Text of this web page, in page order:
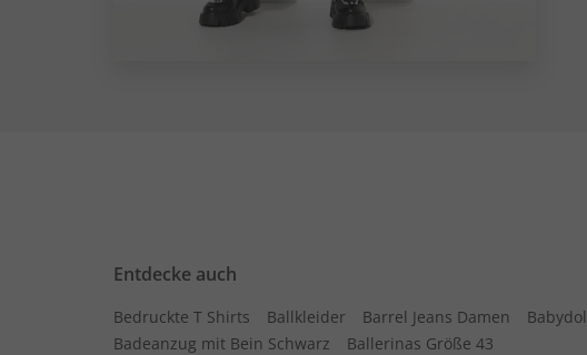
Entdecke auch
Bedruckte T Shirts Ballkleider Barrel Jeans Damen
Badeanzug mit Bein Schwarz
Ballerinas Größe 43